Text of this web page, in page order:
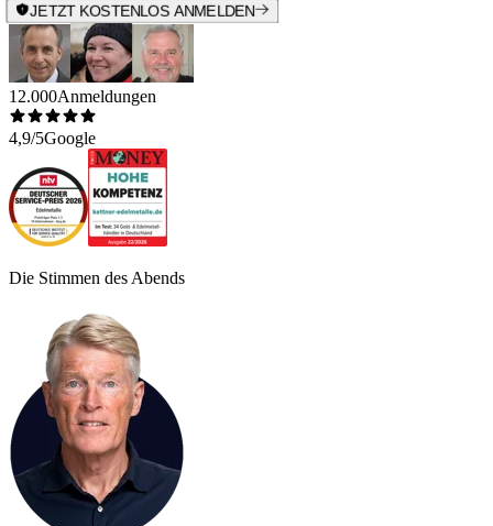
JETZT KOSTENLOS ANMELDEN
12.000Anmeldungen
4,9/5Google
Die Stimmen des Abends